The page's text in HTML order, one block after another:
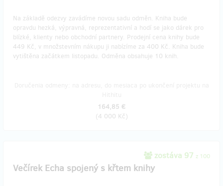
Na základě odezvy zavádíme novou sadu odměn. Kniha bude
opravdu hezká, výpravná, reprezentativní a hodí se jako dárek pro
blízké, klienty nebo obchodní partnery. Prodejní cena knihy bude
449 Kč, v množstevním nákupu ji nabízíme za 400 Kč. Kniha bude
vytištěna začátkem listopadu. Odměna obsahuje 10 knih.
164,85 €
(4 000 Kč)
zostáva 97 z 100
Večírek Echa spojený s křtem knihy